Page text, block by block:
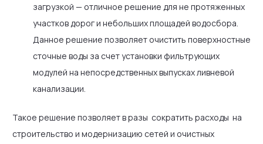
загрузкой — отличное решение для не протяженных
участков дорог и небольших площадей водосбора.
Данное решение позволяет очистить поверхностные
сточные воды за счет установки фильтрующих
модулей на непосредственных выпусках ливневой
канализации.
Такое решение позволяет в разы сократить расходы на
строительство и модернизацию сетей и очистных